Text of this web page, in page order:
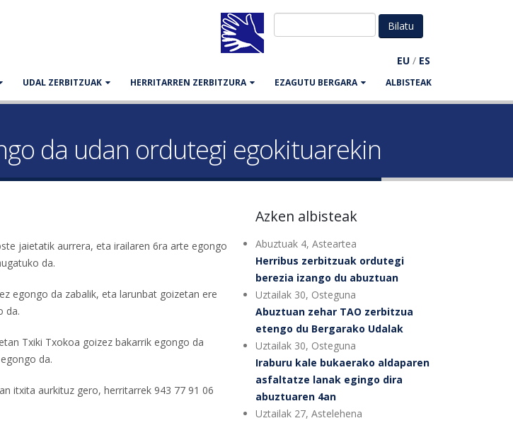
EU / ES
UDAL ZERBITZUAK HERRITARREN ZERBITZURA EZAGUTU BERGARA ALBISTEAK
da udan ordutegi egokituarekin
jaietatik aurrera, eta irailaren 6ra arte egongo
da.
egongo da zabalik, eta larunbat goizetan ere
da.
Txiki Txokoa goizez bakarrik egongo da
da.
itxita aurkituz gero, herritarrek 943 77 91 06
Azken albisteak
Abuztuak 4, Asteartea
Herribus zerbitzuak ordutegi
berezia izango du abuztuan
Uztailak 30, Osteguna
Abuztuan zehar TAO zerbitzua
etengo du Bergarako Udalak
Uztailak 30, Osteguna
Iraburu kale bukaerako aldaparen
asfaltatze lanak egingo dira
abuztuaren 4an
Uztailak 27, Astelehena